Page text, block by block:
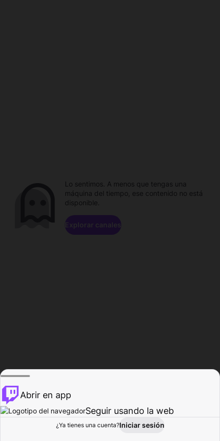
Explorar Actividad
Lo sentimos. A menos que tengas una
máquina del tiempo, ese contenido no está
disponible.
Explorar canales
Abrir en app
Seguir usando la web
¿Ya tienes una cuenta?Iniciar sesión